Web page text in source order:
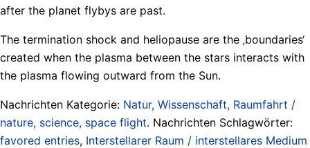
after the planet flybys are past.
The termination shock and heliopause are the ‚boundaries‘
created when the plasma between the stars interacts with
the plasma flowing outward from the Sun.
Nachrichten Kategorie: Natur, Wissenschaft, Raumfahrt /
nature, science, space flight. Nachrichten Schlagwörter:
favored entries, Interstellarer Raum / interstellares Medium